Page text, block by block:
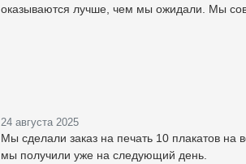
оказываются лучше, чем мы ожидали. Мы
24 августа 2025
Мы сделали заказ на печать 10 плакатов
мы получили уже на следующий день.